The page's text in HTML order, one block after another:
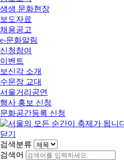
생생 문화현장
보도자료
채용공고
e-문화알림
신청참여
이벤트
보신각 소개
수문장 교대
서울거리공연
행사 홍보 신청
문화공간등록 신청
닫기
검색분류
검색어